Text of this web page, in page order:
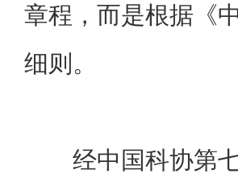
章程，而是根据《
细则。
经中国科协第